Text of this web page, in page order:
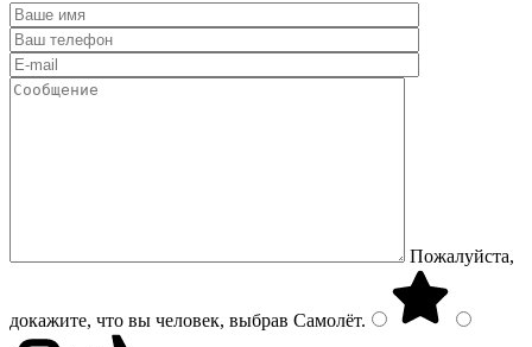
Пожалуйста,
докажите, что вы человек, выбрав Самолёт.